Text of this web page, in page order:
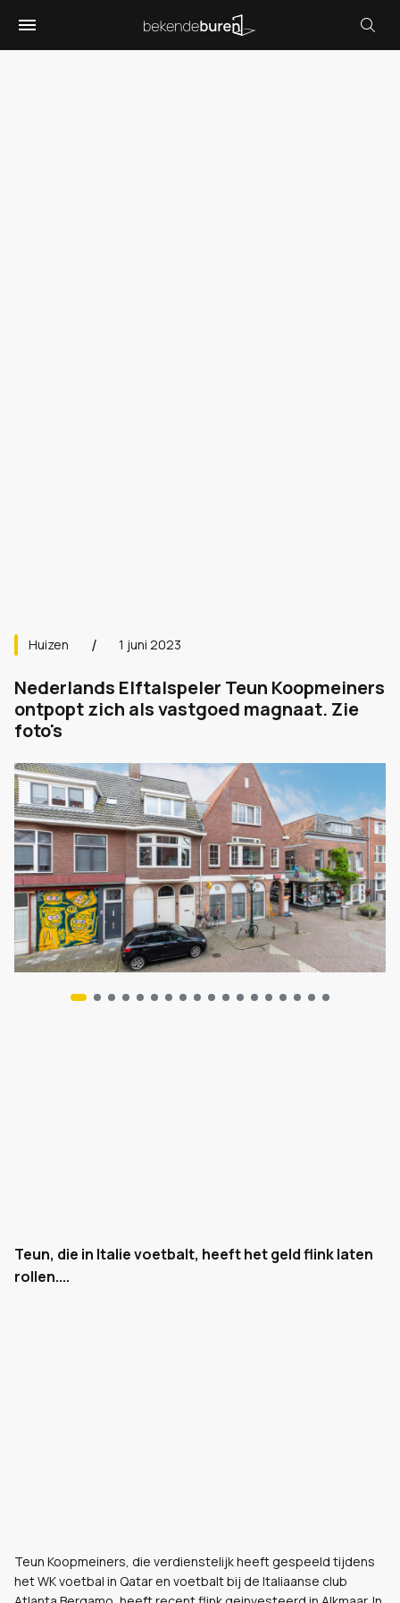
Huizen 1 juni 2023
Nederlands Elftalspeler Teun Koopmeiners
ontpopt zich als vastgoed magnaat. Zie
foto's
Teun, die in Italie voetbalt, heeft het geld flink laten
rollen....
Teun Koopmeiners, die verdienstelijk heeft gespeeld tijdens
het WK voetbal in Qatar en voetbalt bij de Italiaanse club